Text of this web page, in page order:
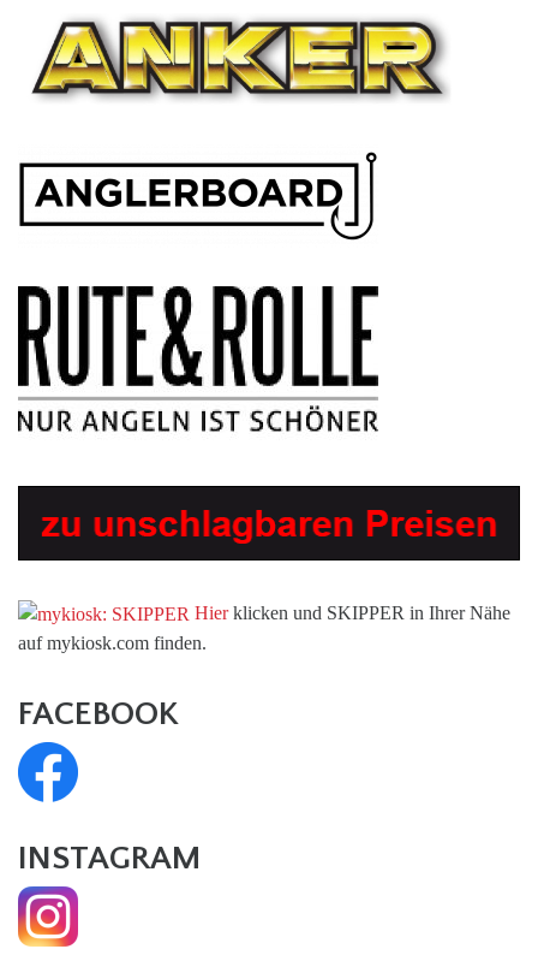
Hierklicken und SKIPPER in Ihrer Nähe
auf mykiosk.com finden.
FACEBOOK
INSTAGRAM